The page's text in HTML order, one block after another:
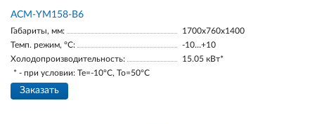
АСМ-YM158-В6
Габариты, мм:
1700х760х1400
Темп. режим, °С:
-10…+10
Холодопроизводительность:
15.05 кВт*
* - при условии: Te=-10ºC, To=50ºC
Заказать